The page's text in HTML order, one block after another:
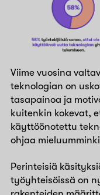
Viime vuosina
teknologian on
tasapainoa ja
kuitenkin kokevat,
käyttöönotettu
ohjaa
Perinteisiä
työyhteisöissä on